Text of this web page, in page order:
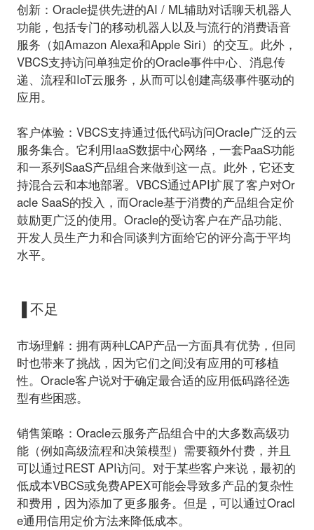
创新： Oracle提供先进的AI / ML辅助对话聊天机器人
功能，包括专门的移动机器人以及与流行的消费语音
服务（如Amazon Alexa和Apple Siri）的交互。此外，
VBCS支持访问单独定价的Oracle事件中心、消息传
递、流程和IoT云服务，从而可以创建高级事件驱动的
应用。
客户体验： VBCS支持通过低代码访问Oracle广泛的云
服务集合。它利用IaaS数据中心网络，一套PaaS功能
和一系列SaaS产品组合来做到这一点。此外，它还支
持混合云和本地部署。VBCS通过API扩展了客户对Or
acle SaaS的投入，而Oracle基于消费的产品组合定价
鼓励更广泛的使用。Oracle的受访客户在产品功能、
开发人员生产力和合同谈判方面给它的评分高于平均
水平。
▐ 不足
市场理解： 拥有两种LCAP产品一方面具有优势，但同
时也带来了挑战，因为它们之间没有应用的可移植
性。Oracle客户说对于确定最合适的应用低码路径选
型有些困惑。
销售策略： Oracle云服务产品组合中的大多数高级功
能（例如高级流程和决策模型）需要额外付费，并且
可以通过REST API访问。对于某些客户来说，最初的
低成本VBCS或免费APEX可能会导致多产品的复杂性
和费用，因为添加了更多服务。但是，可以通过Oracl
e通用信用定价方法来降低成本。